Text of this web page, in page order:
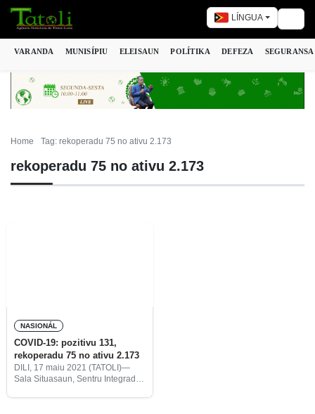
LÍNGUA
VARANDA MUNISÍPIU ELEISAUN POLÍTIKA DEFEZA SEGURANSA
Home Tag: rekoperadu 75 no ativu 2.173
rekoperadu 75 no ativu 2.173
NASIONÁL
COVID-19: pozitivu 131,
rekoperadu 75 no ativu 2.173
DILI, 17 maiu 2021 (TATOLI)—
Sala Situasaun, Sentru Integradu